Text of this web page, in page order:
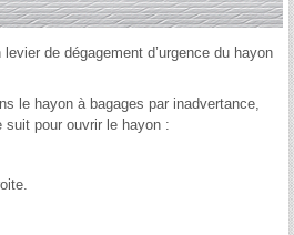
de dégagement d’urgence du hayon
le hayon à bagages par inadvertance,
pour ouvrir le hayon :